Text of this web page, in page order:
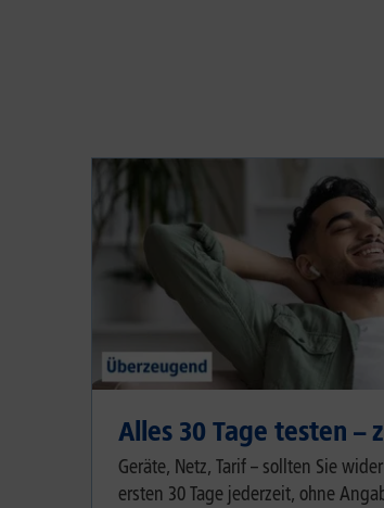
Alles 30 Tage testen –
Geräte, Netz, Tarif – sollten Sie
ersten 30 Tage jederzeit, ohne